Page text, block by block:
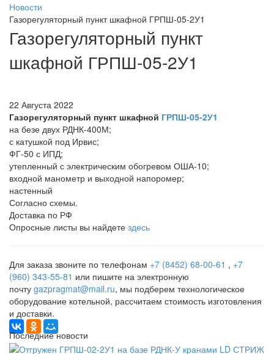
Новости
Газорегуляторный пункт шкафной ГРПШ-05-2У1
Газорегуляторный пункт
шкафной ГРПШ-05-2У1
22 Августа 2022
Газорегуляторный пункт шкафной ГРПШ-05-2У1
на безе двух РДНК-400М;
с катушкой под Ирвис;
ФГ-50 с ИПД;
утепленный с электрическим обогревом ОША-10;
входной манометр и выходной напоромер;
настенный
Согласно схемы.
Доставка по РФ
Опросные листы вы найдете здесь
Для заказа звоните по телефонам +7 (8452) 68-00-61 , +7
(960) 343-55-81 или пишите на электронную
почту gazpragmat@mail.ru, мы подберем технологическое
оборудование котельной, рассчитаем стоимость изготовления
и доставки.
Последние новости